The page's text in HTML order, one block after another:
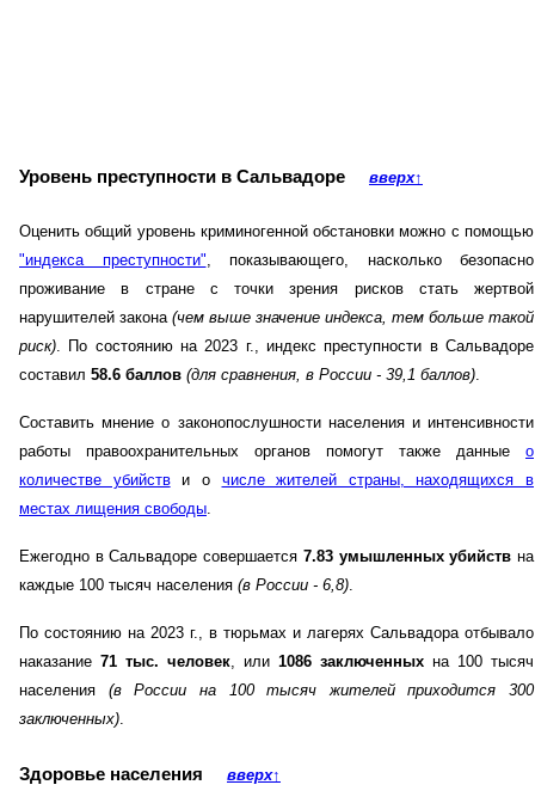
Уровень преступности в Сальвадоре вверх↑
Оценить общий уровень криминогенной обстановки можно с помощью
"индекса преступности", показывающего, насколько безопасно
проживание в стране с точки зрения рисков стать жертвой
нарушителей закона (чем выше значение индекса, тем больше такой
риск). По состоянию на 2023 г., индекс преступности в Сальвадоре
составил 58.6 баллов (для сравнения, в России - 39,1 баллов).
Составить мнение о законопослушности населения и интенсивности
работы правоохранительных органов помогут также данные о
количестве убийстви о числе жителей страны, находящихся в
местах лищения свободы.
Ежегодно в Сальвадоре совершается 7.83 умышленных убийств на
каждые 100 тысяч населения (в России - 6,8).
По состоянию на 2023 г., в тюрьмах и лагерях Сальвадора отбывало
наказание 71 тыс. человек, или 1086 заключенных на 100 тысяч
населения (в России на 100 тысяч жителей приходится 300
заключенных).
Здоровье населения вверх↑